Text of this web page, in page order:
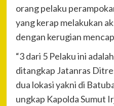
orang pelaku
yang kerap melakukan
dengan kerugian
“3 dari 5 Pelaku ini
ditangkap Jatanras
dua lokasi yakni di
ungkap Kapolda Sumut